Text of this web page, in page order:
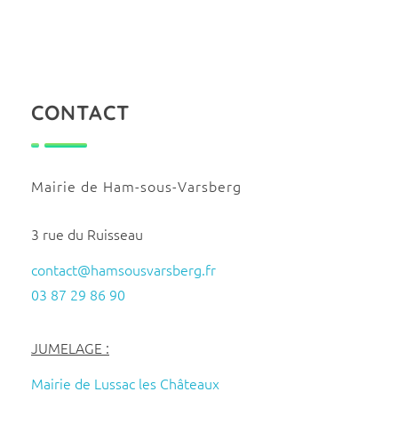
CONTACT
Mairie de Ham-sous-Varsberg
3 rue du Ruisseau
contact@hamsousvarsberg.fr
03 87 29 86 90
JUMELAGE :
Mairie de Lussac les Châteaux